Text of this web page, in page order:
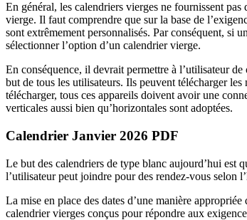
En général, les calendriers vierges ne fournissent
vierge. Il faut comprendre que sur la base de
sont extrêmement personnalisés. Par conséquent, si
sélectionner l’option d’un calendrier vierge.
En conséquence, il devrait permettre à l’utilisateur
but de tous les utilisateurs. Ils peuvent télécharger
télécharger, tous ces appareils doivent avoir une
verticales aussi bien qu’horizontales sont adoptées.
Calendrier Janvier 2026 PDF
Le but des calendriers de type blanc aujourd’hui est
l’utilisateur peut joindre pour des rendez-vous selon
La mise en place des dates d’une manière
calendrier vierges conçus pour répondre aux